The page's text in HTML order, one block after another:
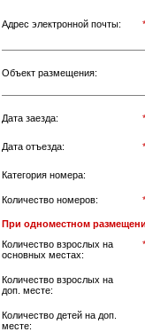
Адрес электронной почты: *
Объект размещения:
Дата заезда: *
Дата отъезда: *
Категория номера:
Количество номеров: *
При одноместном
Количество взрослых на
основных местах:
*
Количество взрослых на
доп. месте:
Количество детей на доп.
месте: